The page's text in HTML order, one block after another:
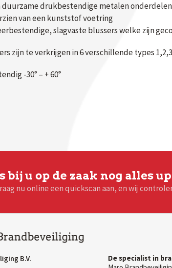
duurzame drukbestendige metalen onderdelen
van een kunststof voetring
slagvaste blussers welke zijn
zijn te verkrijgen in 6 verschillende types
-30° – + 60°
bij u op de zaak nog alles
nu online een quickscan aan, en wij
B.V.
De specialist in